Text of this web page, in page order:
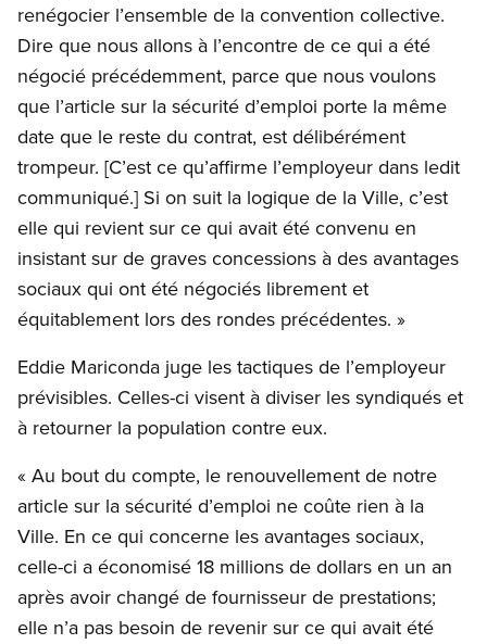
renégocier l’ensemble de la convention collective.
Dire que nous allons à l’encontre de ce qui a été
négocié précédemment, parce que nous voulons
que l’article sur la sécurité d’emploi porte la même
date que le reste du contrat, est délibérément
trompeur. [C’est ce qu’affirme l’employeur dans ledit
communiqué.] Si on suit la logique de la Ville, c’est
elle qui revient sur ce qui avait été convenu en
insistant sur de graves concessions à des avantages
sociaux qui ont été négociés librement et
équitablement lors des rondes précédentes. »
Eddie Mariconda juge les tactiques de l’employeur
prévisibles. Celles-ci visent à diviser les syndiqués et
à retourner la population contre eux.
« Au bout du compte, le renouvellement de notre
article sur la sécurité d’emploi ne coûte rien à la
Ville. En ce qui concerne les avantages sociaux,
celle-ci a économisé 18 millions de dollars en un an
après avoir changé de fournisseur de prestations;
elle n’a pas besoin de revenir sur ce qui avait été